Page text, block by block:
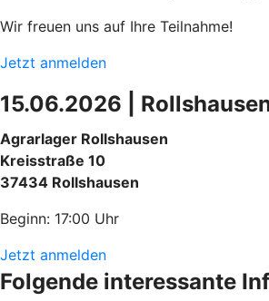
Wir freuen uns auf Ihre Teilnahme!
Jetzt anmelden
15.06.2026 |
Agrarlager Rollshausen
Kreisstraße 10
37434 Rollshausen
Beginn: 17:00 Uhr
Jetzt anmelden
Folgende interessante